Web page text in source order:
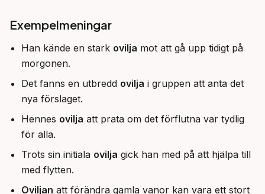
Exempelmeningar
Han kände en stark ovilja mot att gå upp tidigt på
morgonen.
Det fanns en utbredd ovilja i gruppen att anta det
nya förslaget.
Hennes ovilja att prata om det förflutna var tydlig
för alla.
Trots sin initiala ovilja gick han med på att hjälpa till
med flytten.
Oviljan att förändra gamla vanor kan vara ett stort